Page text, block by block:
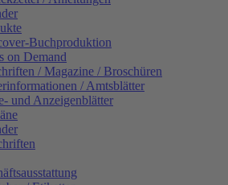
Buchproduktion
on Demand
/ Magazine / Broschüren
/ Amtsblätter
und Anzeigenblätter